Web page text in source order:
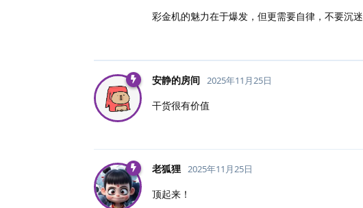
彩金机的魅力在于爆发，但更需要自律，不要沉迷
安静的房间 2025年11月25日
干货很有价值
老狐狸 2025年11月25日
顶起来！